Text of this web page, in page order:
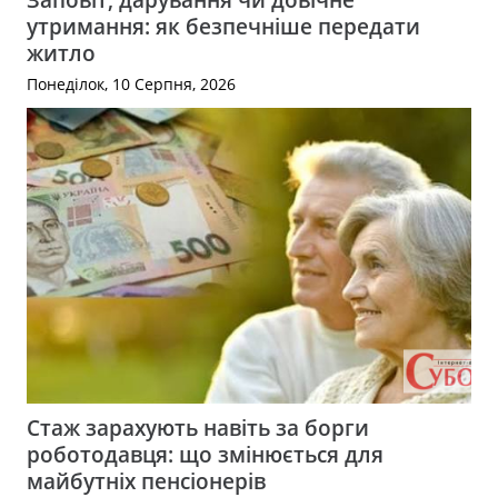
утримання: як безпечніше передати
житло
Понеділок, 10 Серпня, 2026
Стаж зарахують навіть за борги
роботодавця: що змінюється для
майбутніх пенсіонерів